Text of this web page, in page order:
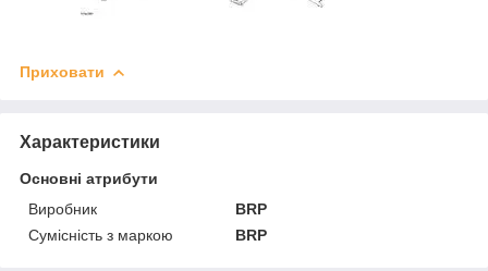
Приховати
Характеристики
Основні атрибути
Виробник
BRP
Сумісність з маркою
BRP